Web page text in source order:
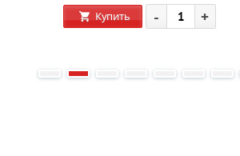
Купить - +